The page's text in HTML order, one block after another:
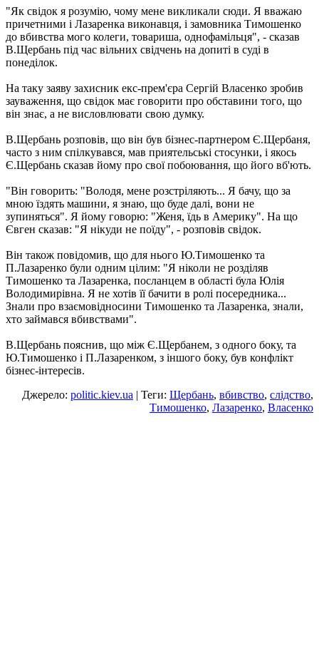
"Як свідок я розумію, чому мене викликали сюди. Я вважаю
причетними і Лазаренка виконавця, і замовника Тимошенко
до вбивства мого колеги, товариша, однофамільця", - сказав
В.Щербань під час вільних свідчень на допиті в суді в
понеділок.
На таку заяву захисник екс-прем'єра Сергій Власенко зробив
зауваження, що свідок має говорити про обставини того, що
він знає, а не висловлювати свою думку.
В.Щербань розповів, що він був бізнес-партнером Є.Щербаня,
часто з ним спілкувався, мав приятельські стосунки, і якось
Є.Щербань сказав йому про свої побоювання, що його вб'ють.
"Він говорить: "Володя, мене розстріляють... Я бачу, що за
мною їздять машини, я знаю, що буде далі, вони не
зупиняться". Я йому говорю: "Женя, їдь в Америку". На що
Євген сказав: "Я нікуди не поїду", - розповів свідок.
Він також повідомив, що для нього Ю.Тимошенко та
П.Лазаренко були одним цілим: "Я ніколи не розділяв
Тимошенко та Лазаренка, посланцем в області була Юлія
Володимирівна. Я не хотів її бачити в ролі посередника...
Знали про взаємовідносини Тимошенко та Лазаренка, знали,
хто займався вбивствами".
В.Щербань пояснив, що між Є.Щербанем, з одного боку, та
Ю.Тимошенко і П.Лазаренком, з іншого боку, був конфлікт
бізнес-інтересів.
Джерело: politic.kiev.ua | Теги: Щербань, вбивство, слідство,
Тимошенко, Лазаренко, Власенко